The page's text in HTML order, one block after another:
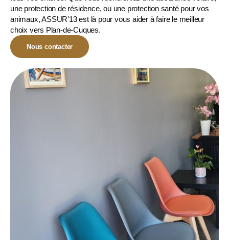
une protection de résidence, ou une protection santé pour vos
animaux, ASSUR’13 est là pour vous aider à faire le meilleur
choix vers Plan-de-Cuques.
Nous contacter